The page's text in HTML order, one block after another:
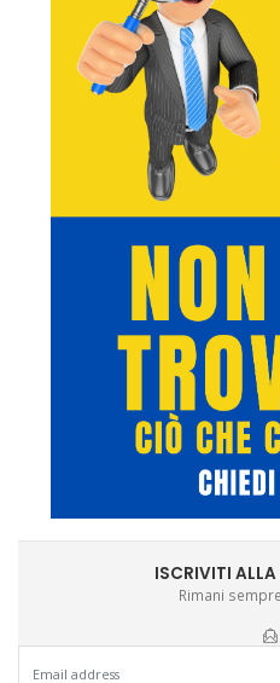
ISCRIVITI ALLA
Rimani